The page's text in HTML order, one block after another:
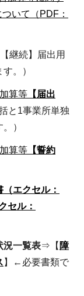
いて（PDF：
【継続】届出用
。）
算等 【届出
と1事業所単独
）
算等 【誓約
エクセル：
セル：
況一覧表⇒【 障
】←必要書類で